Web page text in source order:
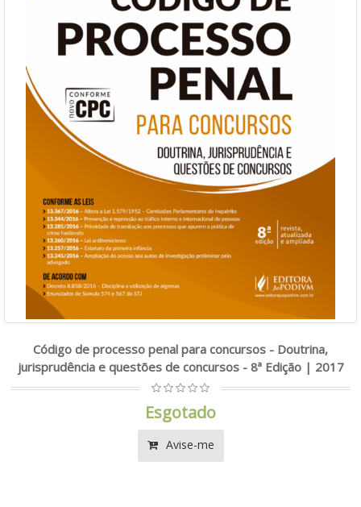
Código de processo penal para concursos - Doutrina,
jurisprudência e questões de concursos - 8ª Edição | 2017
Esgotado
Avise-me